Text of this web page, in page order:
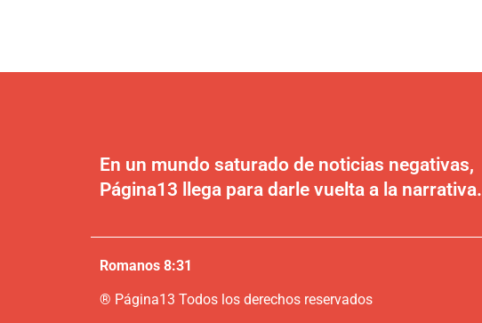
En un mundo saturado de noticias negativas,
Página13 llega para darle vuelta a la narrativa.
Romanos 8:31
® Página13 Todos los derechos reservados